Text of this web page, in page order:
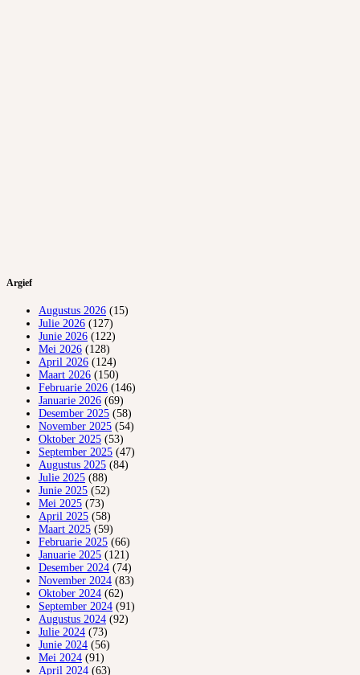
Argief
Augustus 2026 (15)
Julie 2026 (127)
Junie 2026 (122)
Mei 2026 (128)
April 2026 (124)
Maart 2026 (150)
Februarie 2026 (146)
Januarie 2026 (69)
Desember 2025 (58)
November 2025 (54)
Oktober 2025 (53)
September 2025 (47)
Augustus 2025 (84)
Julie 2025 (88)
Junie 2025 (52)
Mei 2025 (73)
April 2025 (58)
Maart 2025 (59)
Februarie 2025 (66)
Januarie 2025 (121)
Desember 2024 (74)
November 2024 (83)
Oktober 2024 (62)
September 2024 (91)
Augustus 2024 (92)
Julie 2024 (73)
Junie 2024 (56)
Mei 2024 (91)
April 2024 (63)